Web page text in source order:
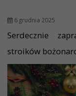
6 grudnia 2025
Serdecznie
stroików